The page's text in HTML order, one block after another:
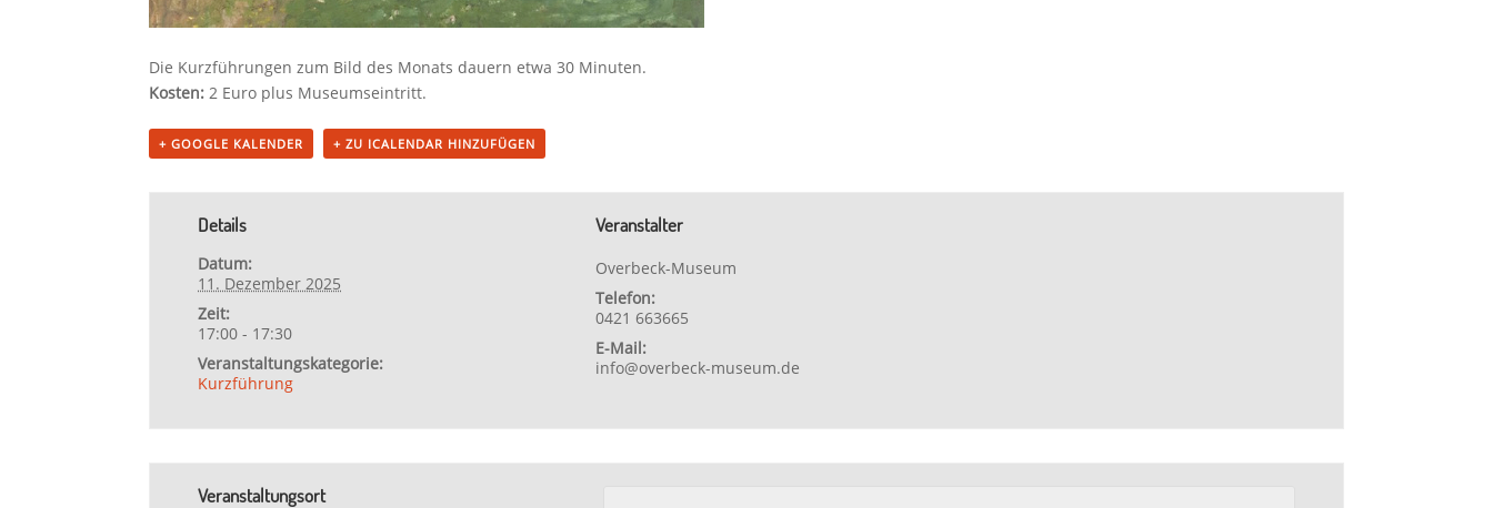
Die Kurzführungen zum Bild des Monats dauern etwa 30 Minuten.
Kosten: 2 Euro plus Museumseintritt.
+ GOOGLE KALENDER + ZU ICALENDAR HINZUFÜGEN
Details
Datum:
11. Dezember 2025
Zeit:
17:00 - 17:30
Veranstaltungskategorie:
Kurzführung
Veranstalter
Overbeck-Museum
Telefon:
0421 663665
E-Mail:
info@overbeck-museum.de
Veranstaltungsort